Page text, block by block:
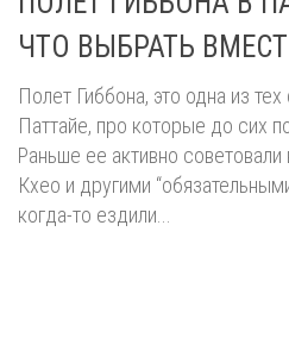
ЧТО ВЫБРАТЬ
Полет Гиббона, это одна из
Паттайе, про которые до сих
Раньше ее активно
Кхео и другими
когда-то ездили...